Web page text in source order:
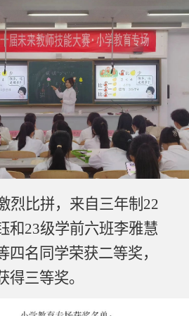
烈比拼，来自三年制 22
和23级学前六班李雅慧
四名同学荣获二等奖，
得三等奖。